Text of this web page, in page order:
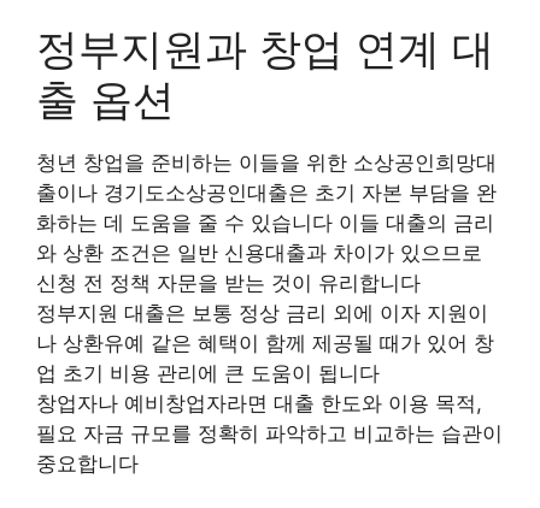
정부지원과 창업 연계 대
출 옵션
청년 창업을 준비하는 이들을 위한 소상공인희망대
출이나 경기도소상공인대출은 초기 자본 부담을 완
화하는 데 도움을 줄 수 있습니다 이들 대출의 금리
와 상환 조건은 일반 신용대출과 차이가 있으므로
신청 전 정책 자문을 받는 것이 유리합니다
정부지원 대출은 보통 정상 금리 외에 이자 지원이
나 상환유예 같은 혜택이 함께 제공될 때가 있어 창
업 초기 비용 관리에 큰 도움이 됩니다
창업자나 예비창업자라면 대출 한도와 이용 목적,
필요 자금 규모를 정확히 파악하고 비교하는 습관이
중요합니다